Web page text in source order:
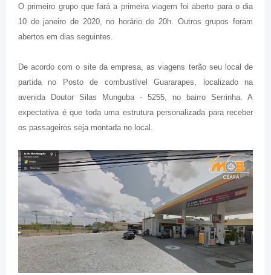
O primeiro grupo que fará a primeira viagem foi aberto para o dia
10 de janeiro de 2020, no horário de 20h. Outros grupos foram
abertos em dias seguintes.
De acordo com o site da empresa, as viagens terão seu local de
partida no Posto de combustível Guararapes, localizado na
avenida Doutor Silas Munguba - 5255, no bairro Serrinha. A
expectativa é que toda uma estrutura personalizada para receber
os passageiros seja montada no local.